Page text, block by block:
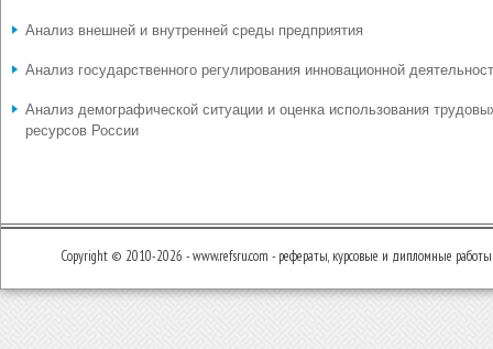
Анализ внешней и внутренней среды предприятия
Анализ государственного регулирования инновационной
Анализ демографической ситуации и оценка использования
ресурсов России
Copyright © 2010-2026 - www.refsru.com - рефераты, курсовые и дипломные работы